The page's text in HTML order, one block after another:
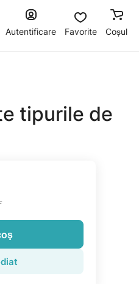
Autentificare Favorite Coșul
tipurile de